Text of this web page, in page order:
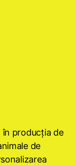
în producţia de
de